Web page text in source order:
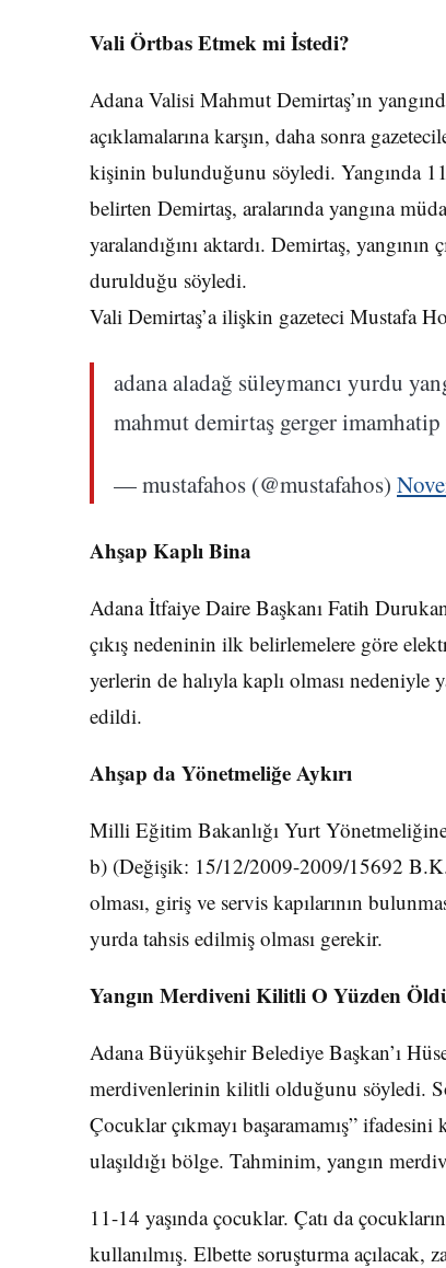
Vali Örtbas Etmek mi İstedi?
Adana Valisi Mahmut Demirtaş’ın
açıklamalarına karşın, daha sonra
kişinin bulunduğunu söyledi. Yangında
belirten Demirtaş, aralarında yangına
yaralandığını aktardı. Demirtaş,
durulduğu söyledi.
Vali Demirtaş’a ilişkin gazeteci Mustafa
adana aladağ süleymancı yurdu
mahmut demirtaş gerger
— mustafahos (@mustafahos)
Ahşap Kaplı Bina
Adana İtfaiye Daire Başkanı Fatih
çıkış nedeninin ilk belirlemelere göre
yerlerin de halıyla kaplı olması nedeniyle
edildi.
Ahşap da Yönetmeliğe Aykırı
Milli Eğitim Bakanlığı Yurt
b) (Değişik: 15/12/2009-2009/15692
olması, giriş ve servis kapılarının
yurda tahsis edilmiş olması gerekir.
Yangın Merdiveni Kilitli O Yüzden
Adana Büyükşehir Belediye Başkan’ı
merdivenlerinin kilitli olduğunu söyledi.
Çocuklar çıkmayı başaramamış”
ulaşıldığı bölge. Tahminim, yangın
11-14 yaşında çocuklar. Çatı da
kullanılmış. Elbette soruşturma açılacak,